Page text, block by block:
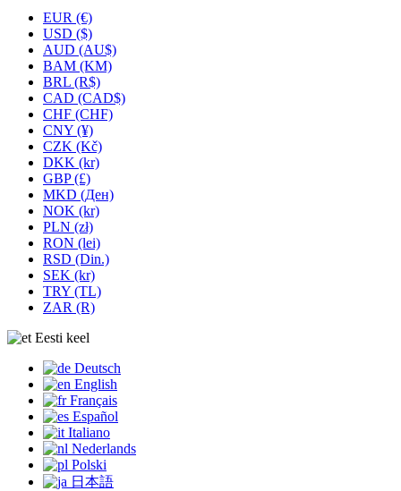
EUR (€)
USD ($)
AUD (AU$)
BAM (KM)
BRL (R$)
CAD (CAD$)
CHF (CHF)
CNY (¥)
CZK (Kč)
DKK (kr)
GBP (£)
MKD (Ден)
NOK (kr)
PLN (zł)
RON (lei)
RSD (Din.)
SEK (kr)
TRY (TL)
ZAR (R)
Eesti keel
Deutsch
English
Français
Español
Italiano
Nederlands
Polski
日本語